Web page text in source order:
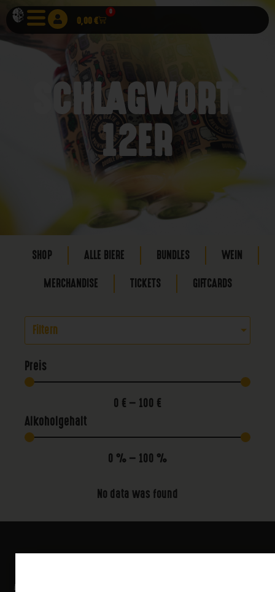
0,00€
0
SCHLAGWORT:
12ER
SHOP ALLE BIERE BUNDLES WEIN
MERCHANDISE TICKETS GIFTCARDS
Filtern
Preis
0 € — 100 €
Alkoholgehalt
0 % — 100 %
No data was found